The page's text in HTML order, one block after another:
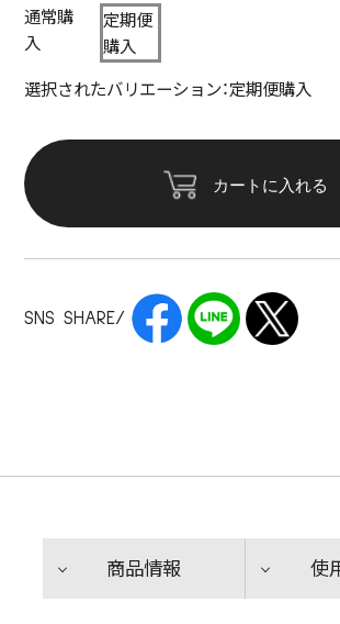
通常購
入
定期便
購入
選択されたバリエーション：定期便購入
カートに入れる
SNS SHARE/
商品情報 使